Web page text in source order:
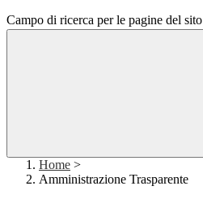
Campo di ricerca per le pagine del sito
Home >
Amministrazione Trasparente